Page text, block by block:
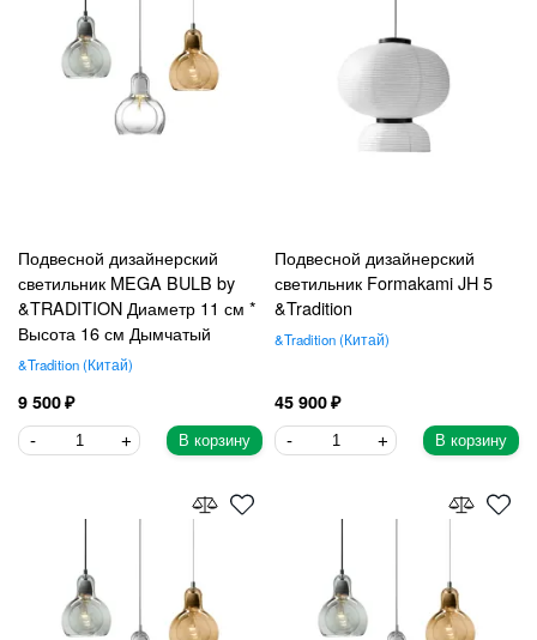
Подвесной дизайнерский
светильник MEGA BULB by
&TRADITION Диаметр 11 см *
Высота 16 см Дымчатый
&Tradition Китай
9 500
В корзину
Подвесной дизайнерский
светильник Formakami JH 5
&Tradition
&Tradition Китай
45 900
В корзину